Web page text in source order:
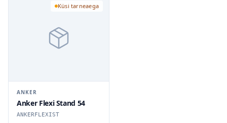
Küsi tarneaega
ANKER
Anker Flexi Stand 54
ANKERFLEXIST